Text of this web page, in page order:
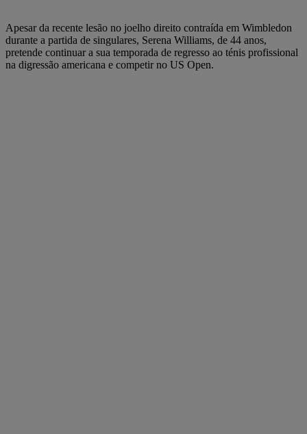
Apesar da recente lesão no joelho direito contraída em Wimbledon
durante a partida de singulares, Serena Williams, de 44 anos,
pretende continuar a sua temporada de regresso ao ténis profissional
na digressão americana e competir no US Open.